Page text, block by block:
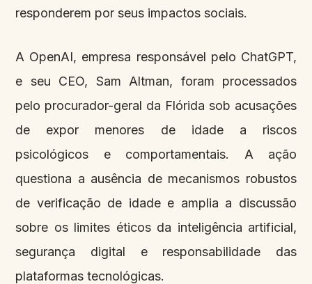
responderem por seus impactos sociais.
A OpenAI, empresa responsável pelo ChatGPT,
e seu CEO, Sam Altman, foram processados
pelo procurador-geral da Flórida sob acusações
de expor menores de idade a riscos
psicológicos e comportamentais. A ação
questiona a ausência de mecanismos robustos
de verificação de idade e amplia a discussão
sobre os limites éticos da inteligência artificial,
segurança digital e responsabilidade das
plataformas tecnológicas.